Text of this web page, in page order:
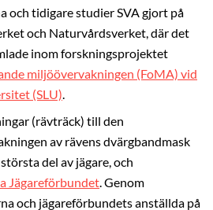
och tidigare studier SVA gjort på
och Naturvårdsverket, där det
inom forskningsprojektet
miljöövervakningen (FoMA) vid
(SLU).
(rävträck) till den
av rävens dvärgbandmask
del av jägare, och
Jägareförbundet. Genom
och jägareförbundets anställda på